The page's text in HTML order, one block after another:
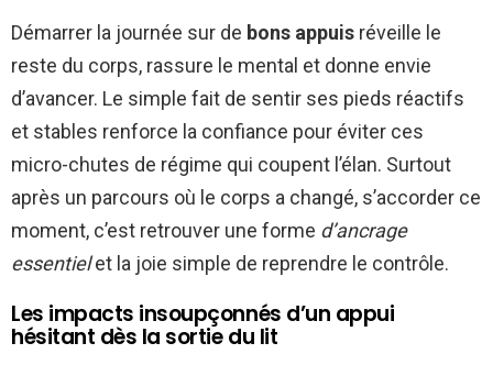
Démarrer la journée sur de bons appuis réveille le
reste du corps, rassure le mental et donne envie
d’avancer. Le simple fait de sentir ses pieds réactifs
et stables renforce la confiance pour éviter ces
micro-chutes de régime qui coupent l’élan. Surtout
après un parcours où le corps a changé, s’accorder ce
moment, c’est retrouver une forme d’ancrage
essentielet la joie simple de reprendre le contrôle.
Les impacts insoupçonnés d’un appui
hésitant dès la sortie du lit